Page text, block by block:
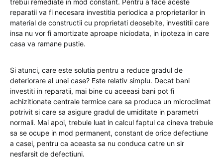
reparatii va fi necesara investitia periodica a proprietarilor in
material de constructii cu proprietati deosebite, investitii care
insa nu vor fi amortizate aproape niciodata, in ipoteza in care
casa va ramane pustie.
Si atunci, care este solutia pentru a reduce gradul de
deteriorare al unei case? Este relativ simplu. Decat bani
investiti in reparatii, mai bine cu aceeasi bani pot fi
achizitionate centrale termice care sa produca un microclimat
potrivit si care sa asigure gradul de umiditate in parametri
normali. Mai apoi, trebuie luat in calcul faptul ca cineva trebuie
sa se ocupe in mod permanent, constant de orice defectiune
a casei, pentru ca aceasta sa nu conduca catre un sir
nesfarsit de defectiuni.